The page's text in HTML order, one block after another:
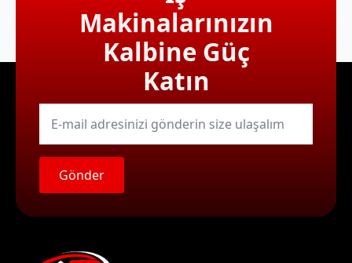
Makinalarınızın
Kalbine Güç
Katın
E-
mail
Gönder